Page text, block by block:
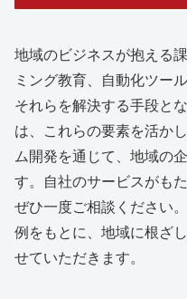
地域のビジネスが抱える
ミング教育、自動化ツー
それらを解決する手段と
は、これらの要素を活か
ム開発を通じて、地域の
す。自社のサービスがも
ぜひ一度ご相談ください
例をもとに、地域に根ざ
せていただきます。